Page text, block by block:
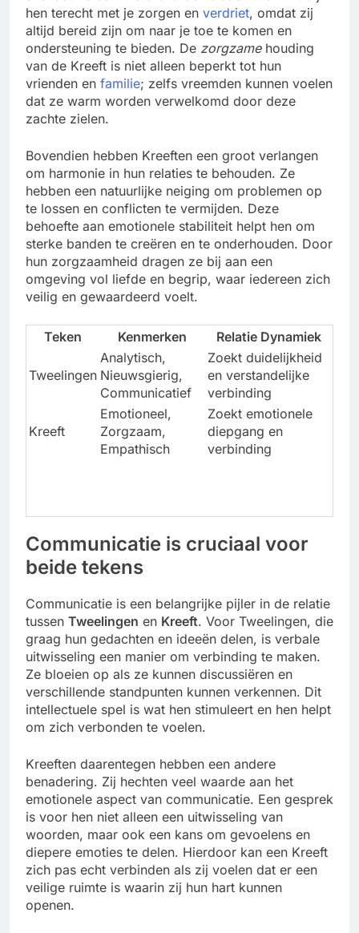
hen terecht met je zorgen en verdriet, omdat zij
altijd bereid zijn om naar je toe te komen en
ondersteuning te bieden. De zorgzamehouding
van de Kreeft is niet alleen beperkt tot hun
vrienden en familie; zelfs vreemden kunnen voelen
dat ze warm worden verwelkomd door deze
zachte zielen.
Bovendien hebben Kreeften een groot verlangen
om harmonie in hun relaties te behouden. Ze
hebben een natuurlijke neiging om problemen op
te lossen en conflicten te vermijden. Deze
behoefte aan emotionele stabiliteit helpt hen om
sterke banden te creëren en te onderhouden. Door
hun zorgzaamheid dragen ze bij aan een
omgeving vol liefde en begrip, waar iedereen zich
veilig en gewaardeerd voelt.
Teken Kenmerken Relatie Dynamiek
Tweelingen
Analytisch,
Nieuwsgierig,
Communicatief
Zoekt duidelijkheid
en verstandelijke
verbinding
Kreeft
Emotioneel,
Zorgzaam,
Empathisch
Zoekt emotionele
diepgang en
verbinding
Communicatie is cruciaal voor
beide tekens
Communicatie is een belangrijke pijler in de relatie
tussen Tweelingen en Kreeft. Voor Tweelingen, die
graag hun gedachten en ideeën delen, is verbale
uitwisseling een manier om verbinding te maken.
Ze bloeien op als ze kunnen discussiëren en
verschillende standpunten kunnen verkennen. Dit
intellectuele spel is wat hen stimuleert en hen helpt
om zich verbonden te voelen.
Kreeften daarentegen hebben een andere
benadering. Zij hechten veel waarde aan het
emotionele aspect van communicatie. Een gesprek
is voor hen niet alleen een uitwisseling van
woorden, maar ook een kans om gevoelens en
diepere emoties te delen. Hierdoor kan een Kreeft
zich pas echt verbinden als zij voelen dat er een
veilige ruimte is waarin zij hun hart kunnen
openen.